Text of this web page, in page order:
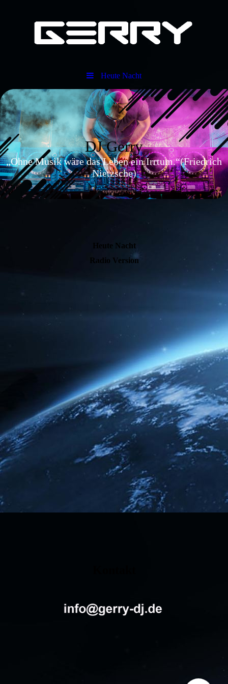
Heute Nacht
DJ Gerry
„Ohne Musik wäre das Leben ein Irrtum.“(Friedrich
Nietzsche)
Heute Nacht
Radio Version